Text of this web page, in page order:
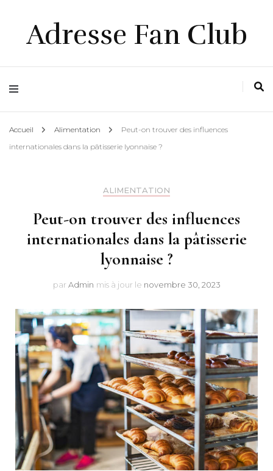
Adresse Fan Club
Accueil Alimentation
Peut-on trouver des influences
internationales dans la pâtisserie lyonnaise ?
ALIMENTATION
Peut-on trouver des influences
internationales dans la pâtisserie
lyonnaise ?
par Admin mis à jour le novembre 30, 2023